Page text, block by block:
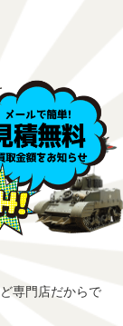
専門店だからで